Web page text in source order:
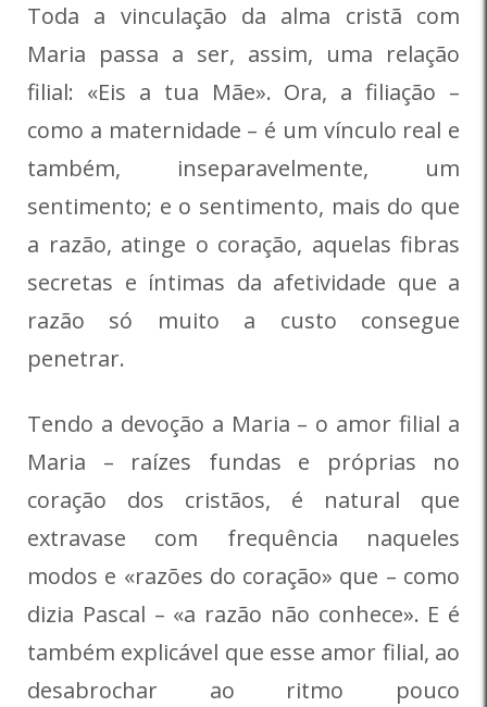
Toda a vinculação da alma cristã com
Maria passa a ser, assim, uma relação
filial: «Eis a tua Mãe». Ora, a filiação –
como a maternidade – é um vínculo real e
também, inseparavelmente, um
sentimento; e o sentimento, mais do que
a razão, atinge o coração, aquelas fibras
secretas e íntimas da afetividade que a
razão só muito a custo consegue
penetrar.
Tendo a devoção a Maria – o amor filial a
Maria – raízes fundas e próprias no
coração dos cristãos, é natural que
extravase com frequência naqueles
modos e «razões do coração» que – como
dizia Pascal – «a razão não conhece». E é
também explicável que esse amor filial, ao
desabrochar ao ritmo pouco